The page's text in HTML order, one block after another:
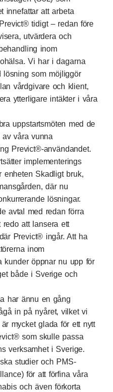
innefattar att arbeta
tidigt – redan före
utvärdera och
inom
Vi har i dagarna
lösning som möjliggör
vårdgivare och klient,
ytterligare intäkter i våra
uppstartsmöten med de
av våra vunna
Previct®-användandet.
implementerings
enheten Skadligt bruk,
där nu
lösningar.
avtal med redan förra
redo att lansera ett
Previct® ingår. Att ha
inom
kunder öppnar nu upp för
både i Sverige och
har ännu en gång
in på nyåret, vilket vi
mycket glada för ett nytt
som skulle passa
verksamhet i Sverige.
studier och PMS-
för att förfina våra
och även förkorta